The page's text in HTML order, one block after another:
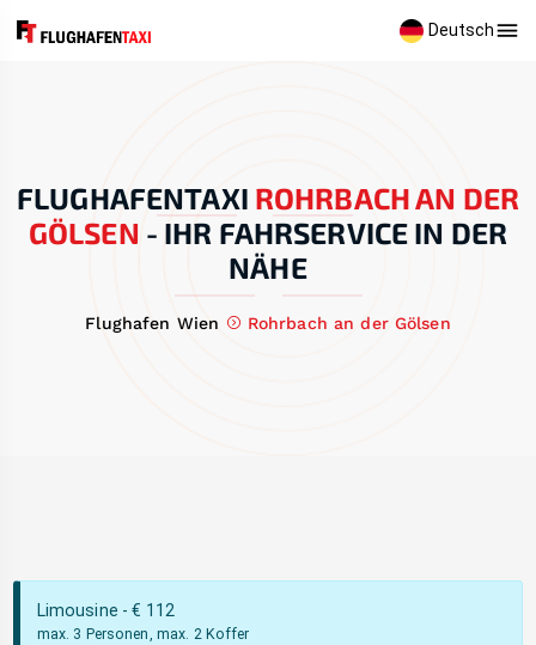
Deutsch
FLUGHAFENTAXI ROHRBACH AN DER
GÖLSEN - IHR FAHRSERVICE IN DER
NÄHE
Flughafen Wien Rohrbach an der Gölsen
Limousine - € 112
max. 3 Personen, max. 2 Koffer